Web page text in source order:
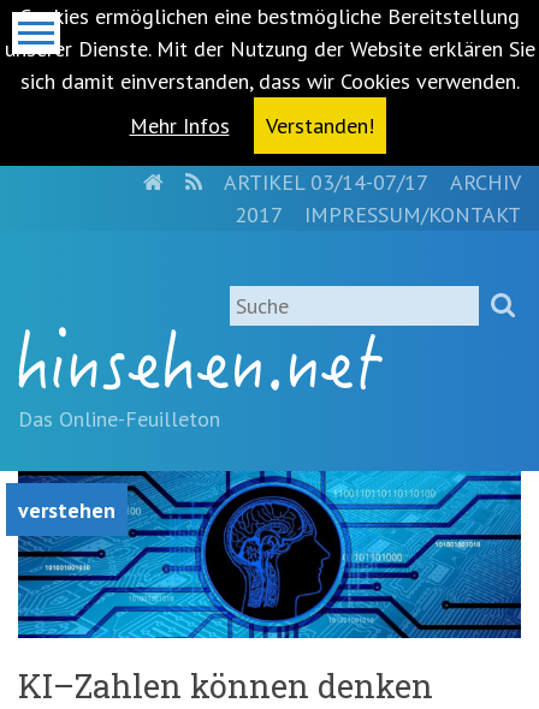
Cookies ermöglichen eine bestmögliche Bereitstellung
unserer Dienste. Mit der Nutzung der Website erklären Sie
sich damit einverstanden, dass wir Cookies verwenden.
Mehr Infos
Verstanden!
springen
(Accesskey
'1')Zur
springen
(Accesskey
'3')Zur
Suche
springen
(Accesskey
'2')
HOMERSSARTIKEL 03/14-07/17
ARCHIV
2017
IMPRESSUM/KONTAKT
Suche
Das Online-Feuilleton
verstehen
KI–Zahlen können denken